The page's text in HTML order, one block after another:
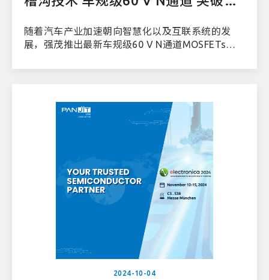
随着汽车产业加速朝向智慧化以及互联系统的发
展，强茂推出最新车规级60 V N通道MOSFETs系
置。此系列产品具备卓越的性能指标(FOM)、超低
换的损耗，提供更卓越的电气性能。
2024-10-04